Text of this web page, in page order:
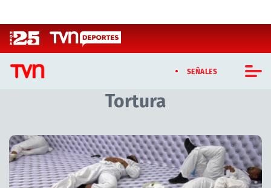
SEÑALES
CASTING MASTERCHEF CHILE
CASTING TVN VERTICAL
TVN VERTICAL
Tortura
Artículos relacionados con Tortura